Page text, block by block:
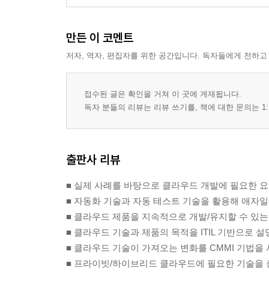
4.3.2 kfield 개발 형상을 코드로 작성하기
4.4 CMMI-DEV관점에서의 kfield단계
4.4.1 문화와 조직 관점에서의 단계
4.4.2 디자인과 아키텍처 관점에서의 단계
4.4.3 빌드와 배치 관점에서의 단계
4.5 정리하기
5장. 클라우드 서비스 구성 자동화하기
5.1 서비스 구성 자동화 프레임워크 chef
5.1.1 Chef 레시피와 롤
5.1.2 chef로 배치하기
5.2 kfield에서 IaaS 배치하기
만든 이 코멘트
저자, 역자, 편집자를 위한 공간입니다. 독자들에게 전하
접수된 글은 확인을 거쳐 이 곳에 게재됩니다.
독자 분들의 리뷰는 리뷰 쓰기를, 책에 대한 문의는
출판사 리뷰
■ 실제 사례를 바탕으로 클라우드 개발에 필요한
■ 자동화 기술과 자동 테스트 기술을 활용해 애자
■ 클라우드 제품을 지속적으로 개발/유지할 수 있
■ 클라우드 기술과 제품의 목적을 ITIL 기반으로 설
■ 클라우드 기술이 가져오는 변화를 CMMI 기법을
■ 프라이빗/하이브리드 클라우드에 필요한 기술을